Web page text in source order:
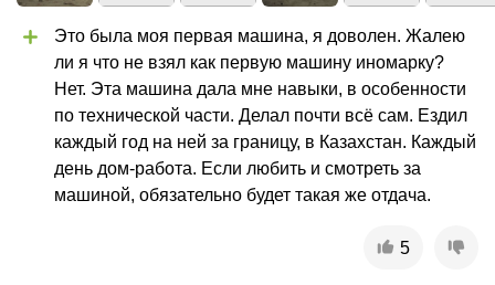
Это была моя первая машина, я доволен. Жалею
ли я что не взял как первую машину иномарку?
Нет. Эта машина дала мне навыки, в особенности
по технической части. Делал почти всё сам. Ездил
каждый год на ней за границу, в Казахстан. Каждый
день дом-работа. Если любить и смотреть за
машиной, обязательно будет такая же отдача.
5